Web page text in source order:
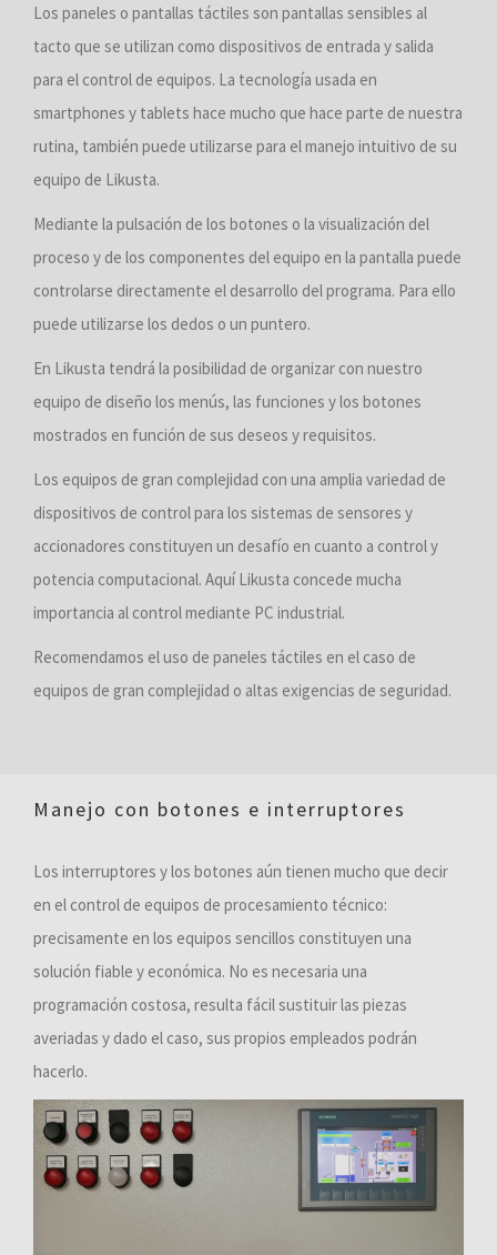
Los paneles o pantallas táctiles son pantallas sensibles al
tacto que se utilizan como dispositivos de entrada y salida
para el control de equipos. La tecnología usada en
smartphones y tablets hace mucho que hace parte de nuestra
rutina, también puede utilizarse para el manejo intuitivo de su
equipo de Likusta.
Mediante la pulsación de los botones o la visualización del
proceso y de los componentes del equipo en la pantalla puede
controlarse directamente el desarrollo del programa. Para ello
puede utilizarse los dedos o un puntero.
En Likusta tendrá la posibilidad de organizar con nuestro
equipo de diseño los menús, las funciones y los botones
mostrados en función de sus deseos y requisitos.
Los equipos de gran complejidad con una amplia variedad de
dispositivos de control para los sistemas de sensores y
accionadores constituyen un desafío en cuanto a control y
potencia computacional. Aquí Likusta concede mucha
importancia al control mediante PC industrial.
Recomendamos el uso de paneles táctiles en el caso de
equipos de gran complejidad o altas exigencias de seguridad.
Manejo con botones e interruptores
Los interruptores y los botones aún tienen mucho que decir
en el control de equipos de procesamiento técnico:
precisamente en los equipos sencillos constituyen una
solución fiable y económica. No es necesaria una
programación costosa, resulta fácil sustituir las piezas
averiadas y dado el caso, sus propios empleados podrán
hacerlo.